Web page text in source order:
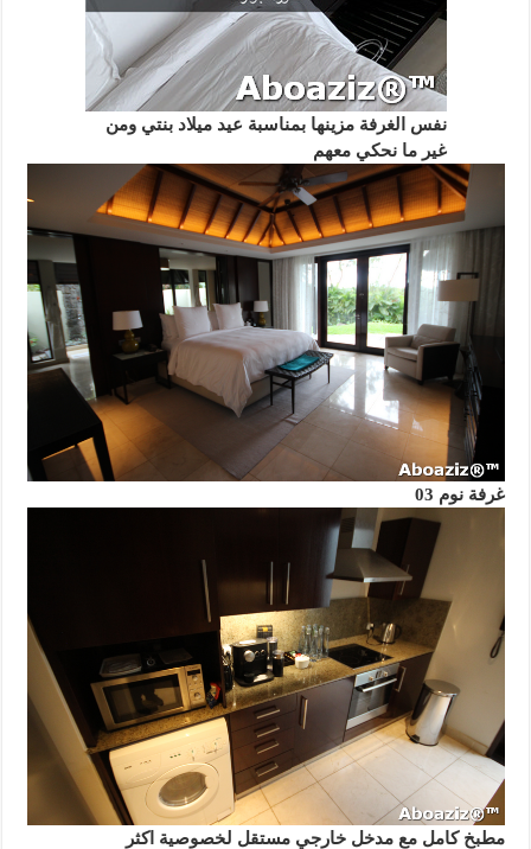
نفس الغرفة مزينها بمناسبة عيد ميلاد بنتي ومن
غير ما نحكي معهم
غرفة نوم 03
مطبخ كامل مع مدخل خارجي مستقل لخصوصية اكثر